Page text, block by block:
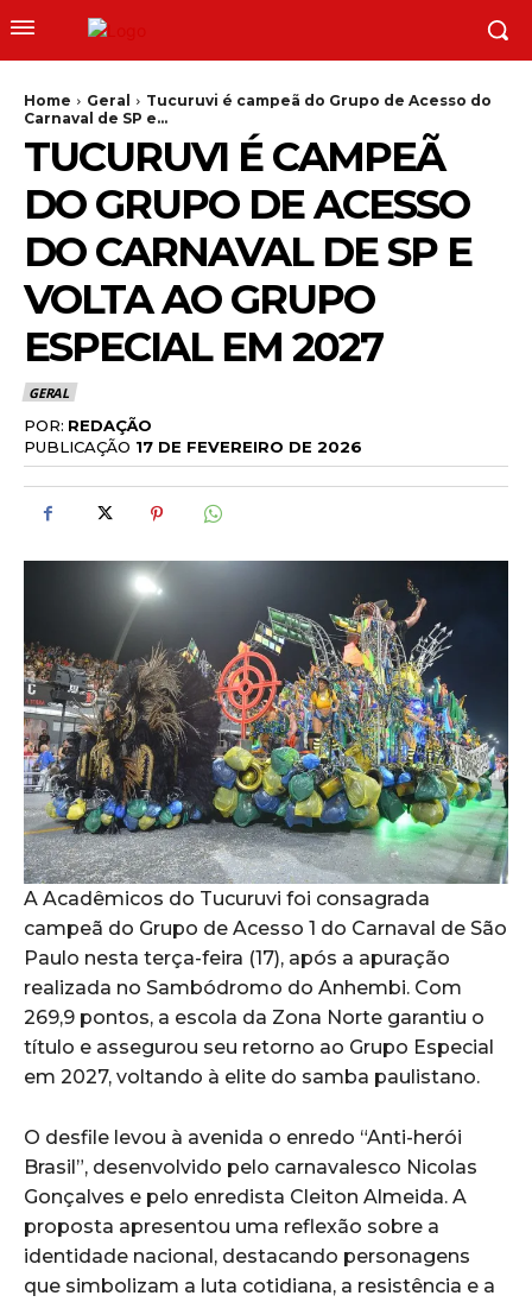
Home Geral
Tucuruvi é campeã do Grupo de Acesso do
Carnaval de SP e...
TUCURUVI É CAMPEÃ
DO GRUPO DE ACESSO
DO CARNAVAL DE SP E
VOLTA AO GRUPO
ESPECIAL EM 2027
GERAL
POR: REDAÇÃO
PUBLICAÇÃO 17 DE FEVEREIRO DE 2026
A Acadêmicos do Tucuruvi foi consagrada
campeã do Grupo de Acesso 1 do Carnaval de São
Paulo nesta terça-feira (17), após a apuração
realizada no Sambódromo do Anhembi. Com
269,9 pontos, a escola da Zona Norte garantiu o
título e assegurou seu retorno ao Grupo Especial
em 2027, voltando à elite do samba paulistano.
O desfile levou à avenida o enredo “Anti-herói
Brasil”, desenvolvido pelo carnavalesco Nicolas
Gonçalves e pelo enredista Cleiton Almeida. A
proposta apresentou uma reflexão sobre a
identidade nacional, destacando personagens
que simbolizam a luta cotidiana, a resistência e a